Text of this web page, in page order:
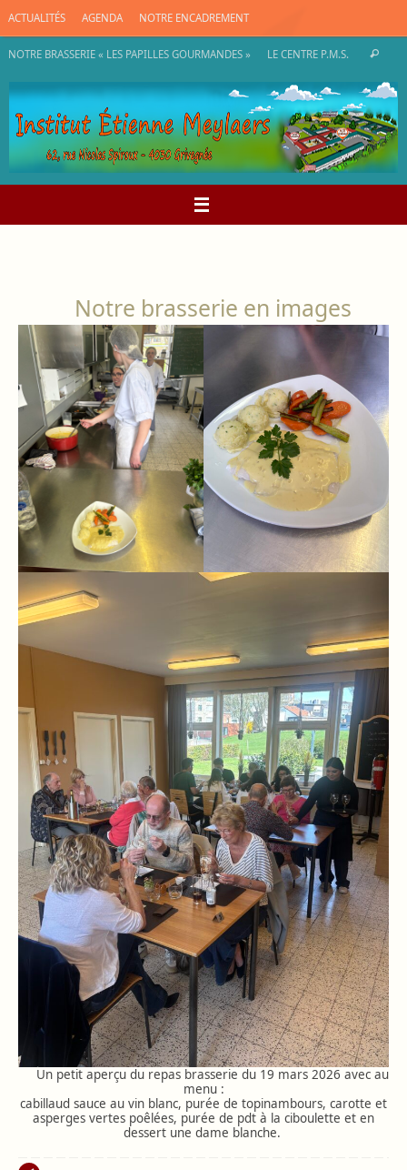
au
contenu
ACTUALITÉS AGENDA NOTRE ENCADREMENT
NOTRE BRASSERIE « LES PAPILLES GOURMANDES » LE CENTRE P.M.S.
Notre brasserie en images
Un petit aperçu du repas brasserie du 19 mars 2026 avec au
menu :
cabillaud sauce au vin blanc, purée de topinambours, carotte et
asperges vertes poêlées, purée de pdt à la ciboulette et en
dessert une dame blanche.